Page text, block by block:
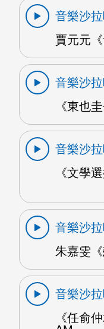
音樂沙
賈元元
音樂沙
《東也
音樂沙
《文學
音樂沙
朱嘉雯
音樂沙
《任俞